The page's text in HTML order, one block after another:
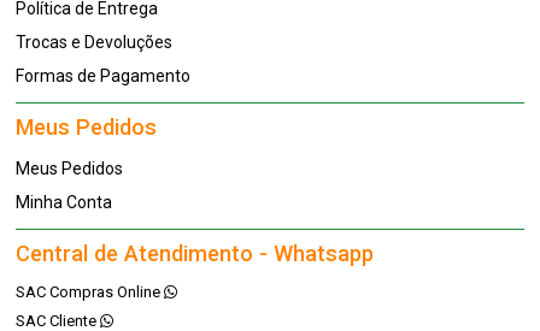
Política de Entrega
Trocas e Devoluções
Formas de Pagamento
Meus Pedidos
Meus Pedidos
Minha Conta
Central de Atendimento - Whatsapp
SAC Compras Online
SAC Cliente